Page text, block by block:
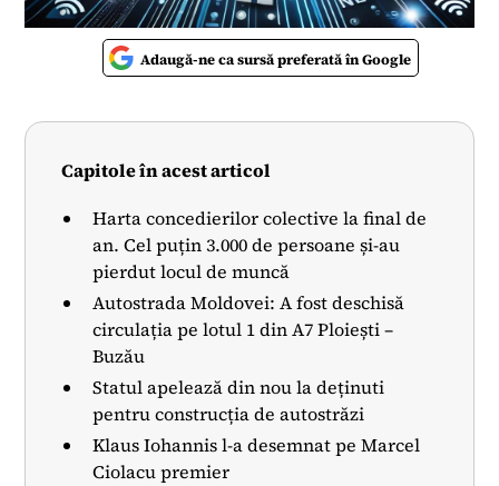
Adaugă-ne ca sursă preferată în Google
Capitole în acest articol
Harta concedierilor colective la final de
an. Cel puțin 3.000 de persoane și-au
pierdut locul de muncă
Autostrada Moldovei: A fost deschisă
circulația pe lotul 1 din A7 Ploiești –
Buzău
Statul apelează din nou la deținuti
pentru construcția de autostrăzi
Klaus Iohannis l-a desemnat pe Marcel
Ciolacu premier